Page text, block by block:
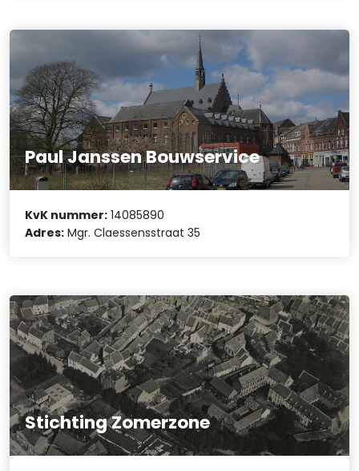
Paul Janssen Bouwservice
KvK nummer: 14085890
Adres: Mgr. Claessensstraat 35
Stichting Zomerzone